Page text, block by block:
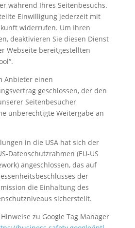
während Ihres Seitenbesuchs.
Einwilligung jederzeit mit
widerrufen. Um Ihren
deaktivieren Sie diesen Dienst
Webseite bereitgestellten
Anbieter einen
geschlossen, der den
Seitenbesucher
unberechtigte Weitergabe an
in die USA hat sich der
Datenschutzrahmen (EU-US
angeschlossen, das auf
der
die Einhaltung des
sicherstellt.
zu Google Tag Manager